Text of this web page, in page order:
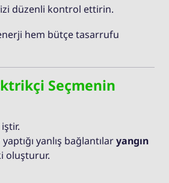
düzenli kontrol ettirin.
hem bütçe tasarrufu
Seçmenin
yanlış bağlantılaryangın
oluşturur.